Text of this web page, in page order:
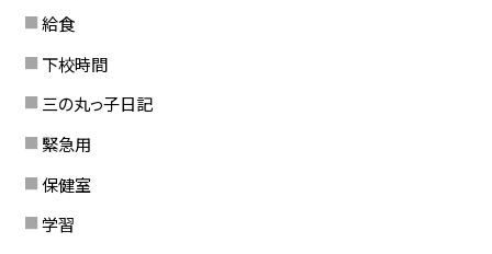
給食
下校時間
三の丸っ子日記
緊急用
保健室
学習